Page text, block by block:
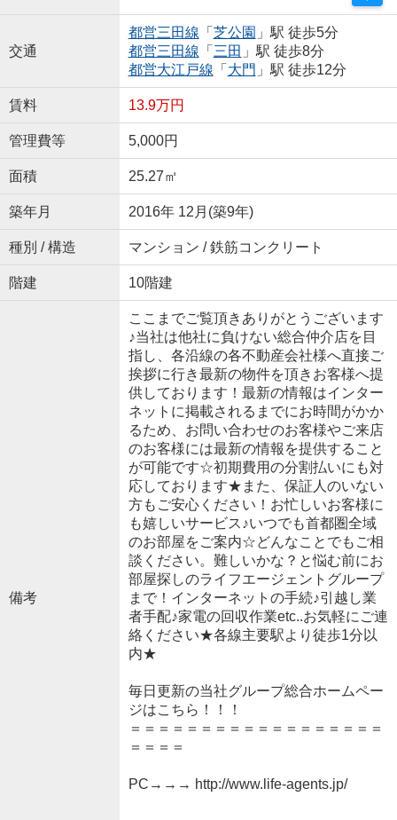
交通
都営三田線 「 芝公園 」駅 徒歩5分
都営三田線 「 三田 」駅 徒歩8分
都営大江戸線 「 大門 」駅 徒歩12分
賃料 13.9万円
管理費等 5,000円
面積 25.27㎡
築年月 2016年 12月(築9年)
種別 / 構造 マンション / 鉄筋コンクリート
階建 10階建
備考
ここまでご覧頂きありがとうございます
♪当社は他社に負けない総合仲介店を目
指し、各沿線の各不動産会社様へ直接ご
挨拶に行き最新の物件を頂きお客様へ提
供しております！最新の情報はインター
ネットに掲載されるまでにお時間がかか
るため、お問い合わせのお客様やご来店
のお客様には最新の情報を提供すること
が可能です☆初期費用の分割払いにも対
応しております★また、保証人のいない
方もご安心ください！お忙しいお客様に
も嬉しいサービス♪いつでも首都圏全域
のお部屋をご案内☆どんなことでもご相
談ください。難しいかな？と悩む前にお
部屋探しのライフエージェントグループ
まで！インターネットの手続♪引越し業
者手配♪家電の回収作業etc..お気軽にご連
絡ください★各線主要駅より徒歩1分以
内★
毎日更新の当社グループ総合ホームペー
ジはこちら！！！
＝＝＝＝＝＝＝＝＝＝＝＝＝＝＝＝＝＝
＝＝＝＝
PC→→→ http://www.life-agents.jp/